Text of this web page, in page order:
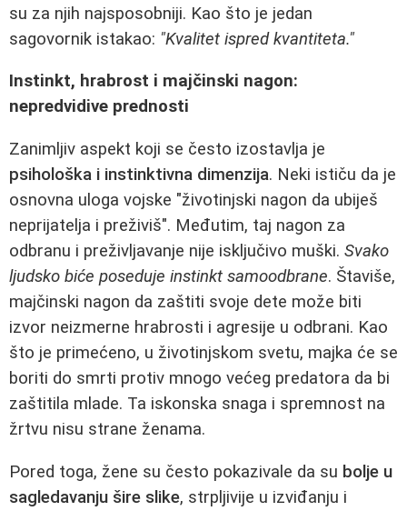
su za njih najsposobniji. Kao što je jedan
sagovornik istakao: "Kvalitet ispred kvantiteta."
Instinkt, hrabrost i majčinski nagon:
nepredvidive prednosti
Zanimljiv aspekt koji se često izostavlja je
psihološka i instinktivna dimenzija. Neki ističu da je
osnovna uloga vojske "životinjski nagon da ubiješ
neprijatelja i preživiš". Međutim, taj nagon za
odbranu i preživljavanje nije isključivo muški. Svako
ljudsko biće poseduje instinkt samoodbrane. Štaviše,
majčinski nagon da zaštiti svoje dete može biti
izvor neizmerne hrabrosti i agresije u odbrani. Kao
što je primećeno, u životinjskom svetu, majka će se
boriti do smrti protiv mnogo većeg predatora da bi
zaštitila mlade. Ta iskonska snaga i spremnost na
žrtvu nisu strane ženama.
Pored toga, žene su često pokazivale da su bolje u
sagledavanju šire slike, strpljivije u izviđanju i